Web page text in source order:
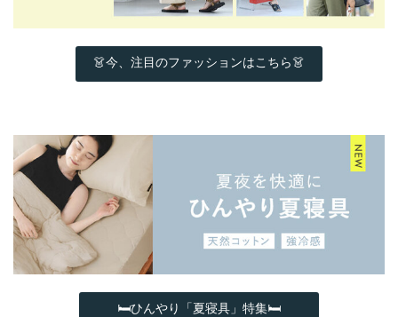
👗今、注目のファッションはこちら👗
🛏ひんやり「夏寝具」特集🛏